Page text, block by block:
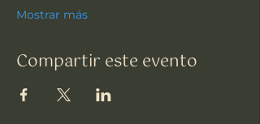
Mostrar más
Compartir este evento